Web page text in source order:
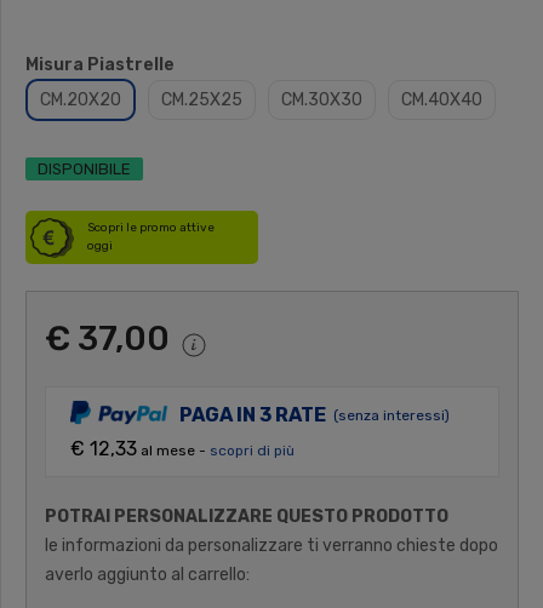
Misura Piastrelle
CM.20X20
CM.25X25 CM.30X30 CM.40X40
DISPONIBILE
Scopri le promo attive
oggi
€ 37,00
PAGA IN 3 RATE (senza interessi)
€ 12,33 al mese - scopri di più
POTRAI PERSONALIZZARE QUESTO PRODOTTO
le informazioni da personalizzare ti verranno chieste dopo
averlo aggiunto al carrello: